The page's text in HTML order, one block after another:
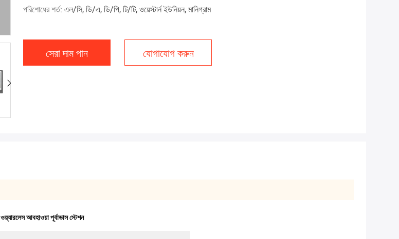
পরিশোধের শর্ত: এল/সি, ডি/এ, ডি/পি, টি/টি, ওয়েস্টার্ন ইউনিয়ন, মানিগ্রাম
সেরা দাম পান যোগাযোগ করুন
ওয়্যারলেস আবহাওয়া পূর্বাভাস স্টেশন